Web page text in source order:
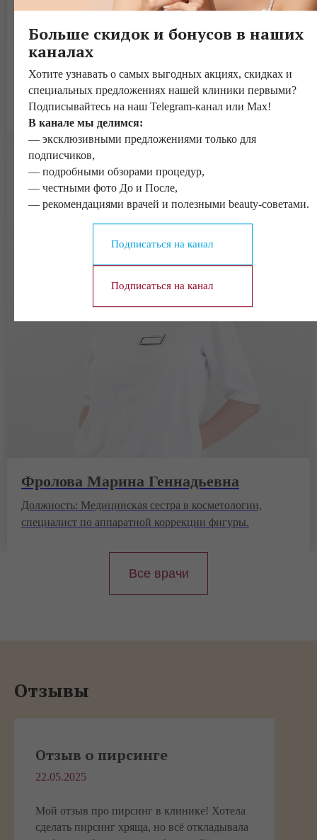
Больше скидок и бонусов в наших
каналах
Хотите узнавать о самых выгодных акциях, скидках и
специальных предложениях нашей клиники первыми?
Подписывайтесь на наш Telegram-канал или Max!
В канале мы делимся:
— эксклюзивными предложениями только для
подписчиков,
— подробными обзорами процедур,
— честными фото До и После,
— рекомендациями врачей и полезными beauty-советами.
Подписаться на канал
Подписаться на канал
Едемская Наталья Андреевна
Должность: врач косметолог, дерматовенеролог. Стаж
работы — 19 лет.
Фролова Марина Геннадьевна
Должность: Медицинская сестра в косметологии,
специалист по аппаратной коррекции фигуры.
Все врачи
Отзывы
Отзыв о пирсинге
22.05.2025
Мой отзыв про пирсинг в клинике! Хотела
сделать пирсинг хряща, но всё откладывала